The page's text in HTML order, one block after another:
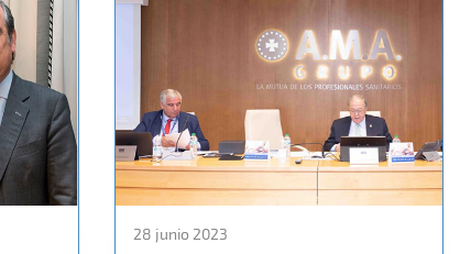
28 junio 2023